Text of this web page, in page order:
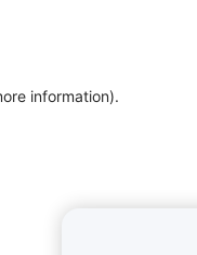
information).